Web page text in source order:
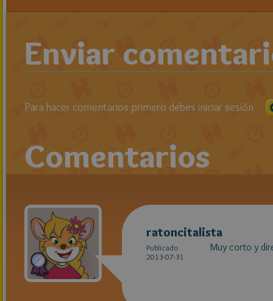
Enviar
Para hacer comentarios primero debes iniciar sesión
Comentarios
ratoncitalista
Publicado
2013-07-31
Muy corto y